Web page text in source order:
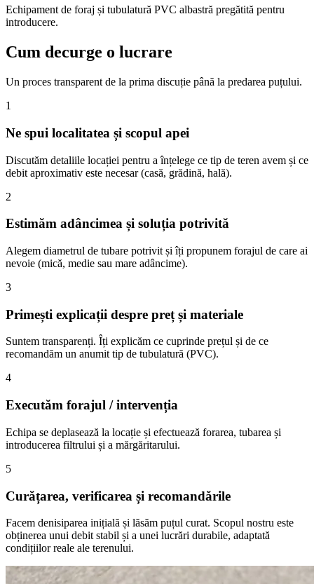
Echipament de foraj și tubulatură PVC albastră pregătită pentru
introducere.
Cum decurge o lucrare
Un proces transparent de la prima discuție până la predarea puțului.
1
Ne spui localitatea și scopul apei
Discutăm detaliile locației pentru a înțelege ce tip de teren avem și ce
debit aproximativ este necesar (casă, grădină, hală).
2
Estimăm adâncimea și soluția potrivită
Alegem diametrul de tubare potrivit și îți propunem forajul de care ai
nevoie (mică, medie sau mare adâncime).
3
Primești explicații despre preț și materiale
Suntem transparenți. Îți explicăm ce cuprinde prețul și de ce
recomandăm un anumit tip de tubulatură (PVC).
4
Executăm forajul / intervenția
Echipa se deplasează la locație și efectuează forarea, tubarea și
introducerea filtrului și a mărgăritarului.
5
Curățarea, verificarea și recomandările
Facem denisiparea inițială și lăsăm puțul curat. Scopul nostru este
obținerea unui debit stabil și a unei lucrări durabile, adaptată
condițiilor reale ale terenului.